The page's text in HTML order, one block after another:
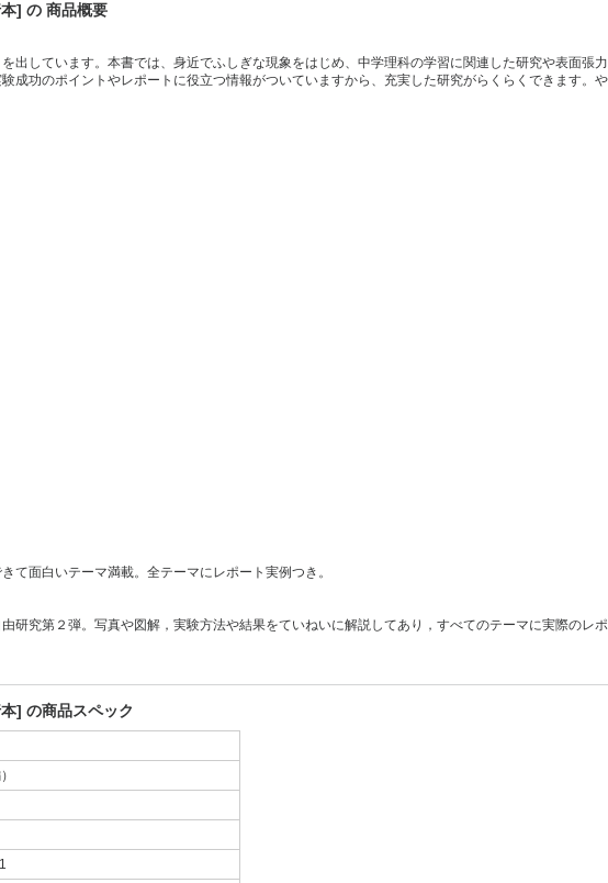
] の 商品概要
出しています。本書では、身近でふしぎな現象をはじめ、中学理科の学習に関連した研究や表面
成功のポイントやレポートに役立つ情報がついていますから、充実した研究がらくらくできます。
て面白いテーマ満載。全テーマにレポート実例つき。
研究第２弾。写真や図解，実験方法や結果をていねいに解説してあり，すべてのテーマに実際の
] の商品スペック